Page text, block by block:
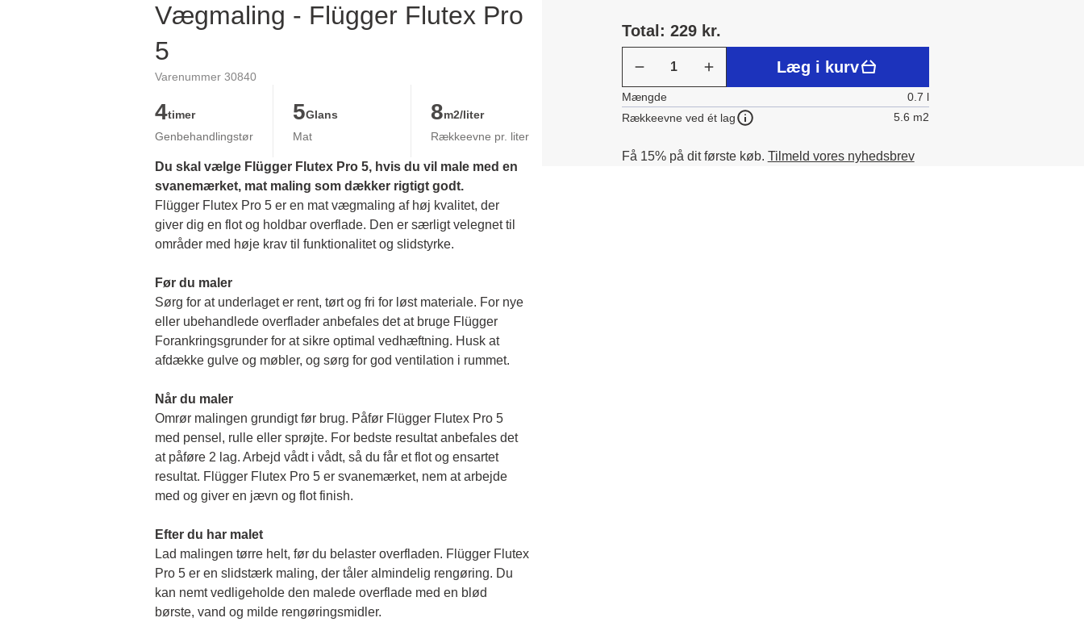
Vægmaling - Flügger Flutex Pro
5
Varenummer 30840
4timer
Genbehandlingstør
5Glans
Mat
8m2/liter
Rækkeevne pr. liter
Du skal vælge Flügger Flutex Pro 5, hvis du vil male med en
svanemærket, mat maling som dækker rigtigt godt.
Flügger Flutex Pro 5 er en mat vægmaling af høj kvalitet, der
giver dig en flot og holdbar overflade. Den er særligt velegnet til
områder med høje krav til funktionalitet og slidstyrke.
Før du maler
Sørg for at underlaget er rent, tørt og fri for løst materiale. For nye
eller ubehandlede overflader anbefales det at bruge Flügger
Forankringsgrunder for at sikre optimal vedhæftning. Husk at
afdække gulve og møbler, og sørg for god ventilation i rummet.
Når du maler
Omrør malingen grundigt før brug. Påfør Flügger Flutex Pro 5
med pensel, rulle eller sprøjte. For bedste resultat anbefales det
at påføre 2 lag. Arbejd vådt i vådt, så du får et flot og ensartet
resultat. Flügger Flutex Pro 5 er svanemærket, nem at arbejde
med og giver en jævn og flot finish.
Efter du har malet
Lad malingen tørre helt, før du belaster overfladen. Flügger Flutex
Pro 5 er en slidstærk maling, der tåler almindelig rengøring. Du
kan nemt vedligeholde den malede overflade med en blød
børste, vand og milde rengøringsmidler.
Total: 229 kr.
Læg i kurv
Mængde
0.7 l
Rækkeevne ved ét lag
5.6 m2
Få 15% på dit første køb. Tilmeld vores nyhedsbrev